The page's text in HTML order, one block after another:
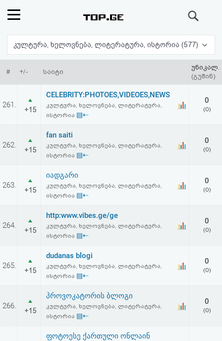
რეიტინგი
(მთავარი)
ფოსტა
კითხვა-
ავტორიზაცია
რეგისტრაცია
პაროლის
აღდგენა
კოდი
სალიცენზიო
შეთანხმება
კულტურა, ხელოვნება, ლიტერატურა, ისტორია (577)
# +/- საიტი
უნიკალ.
(გუშინ)
261.
+15
CELEBRITY:PHOTOES,VIDEOES,NEWS
კულტურა, ხელოვნება, ლიტერატურა,
ისტორია ▤⇠
0
(0)
262.
+15
fan saiti
კულტურა, ხელოვნება, ლიტერატურა,
ისტორია ▤⇠
0
(0)
263.
+15
იადგარი
კულტურა, ხელოვნება, ლიტერატურა,
ისტორია ▤⇠
0
(0)
264.
+15
http:www.vibes.ge/ge
კულტურა, ხელოვნება, ლიტერატურა,
ისტორია ▤⇠
0
(0)
265.
+15
dudanas blogi
კულტურა, ხელოვნება, ლიტერატურა,
ისტორია ▤⇠
0
(0)
266.
+15
პროვოკატორის ბლოგი
კულტურა, ხელოვნება, ლიტერატურა,
ისტორია ▤⇠
0
(0)
ფოტოესე ქართული ონლაინ